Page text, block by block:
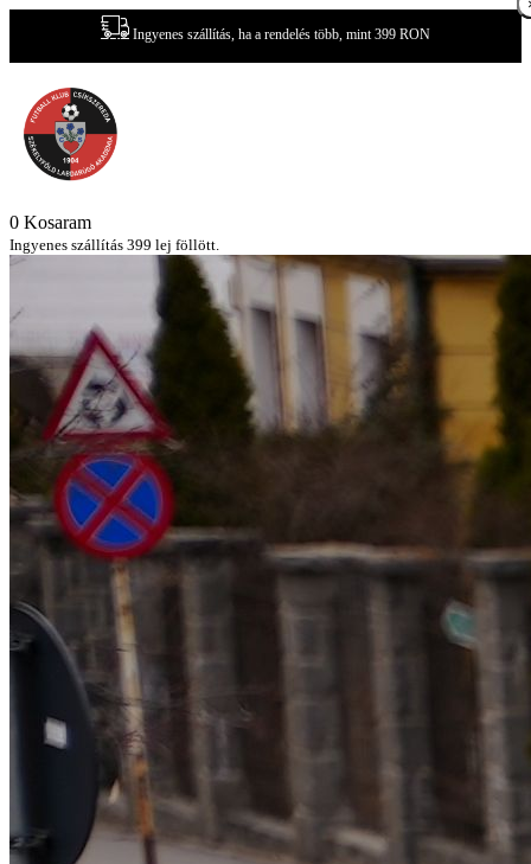
Ingyenes szállítás, ha a rendelés több, mint 399 RON
0 Kosaram
Ingyenes szállítás 399 lej föllött.